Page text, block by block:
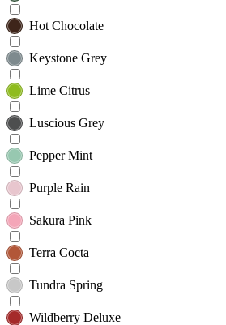
Hot Chocolate
Keystone Grey
Lime Citrus
Luscious Grey
Pepper Mint
Purple Rain
Sakura Pink
Terra Cocta
Tundra Spring
Wildberry Deluxe